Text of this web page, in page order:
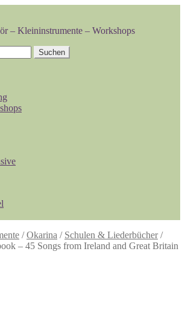
– Kleininstrumente – Workshops
Suchen
/Okarina / Schulen & Liederbücher/
– 45 Songs from Ireland and Great Britain